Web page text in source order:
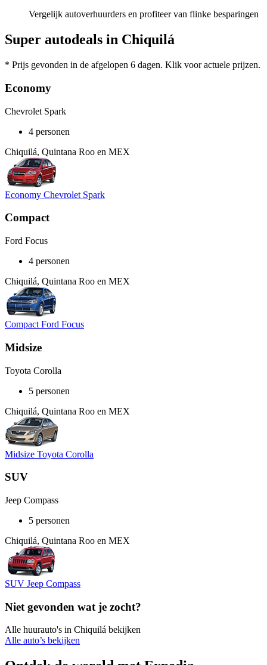
Vergelijk autoverhuurders en profiteer van flinke besparingen
Super autodeals in Chiquilá
* Prijs gevonden in de afgelopen 6 dagen. Klik voor actuele prijzen.
Economy
Chevrolet Spark
4 personen
Chiquilá, Quintana Roo en MEX
Economy Chevrolet Spark
Compact
Ford Focus
4 personen
Chiquilá, Quintana Roo en MEX
Compact Ford Focus
Midsize
Toyota Corolla
5 personen
Chiquilá, Quintana Roo en MEX
Midsize Toyota Corolla
SUV
Jeep Compass
5 personen
Chiquilá, Quintana Roo en MEX
SUV Jeep Compass
Niet gevonden wat je zocht?
Alle huurauto's in Chiquilá bekijken
Alle auto’s bekijken